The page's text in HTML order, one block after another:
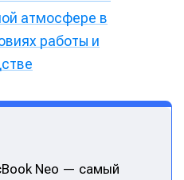
атмосфере в
работы и
Neo — самый